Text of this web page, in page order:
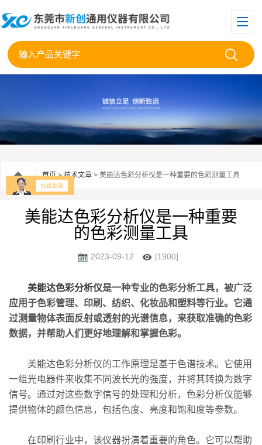
首页>技术文章 > 美能达色彩分析仪是一种重要的色彩测量工具
美能达色彩分析仪是一种重要
的色彩测量工具
2023-09-12 [1900]
美能达色彩分析仪是一种专业的色彩分析工具，被广泛
应用于色彩管理、印刷、纺织、化妆品和塑料等行业。它通
过测量物体表面反射或透射的光谱信息，来获取准确的色彩
数据，并帮助人们更好地理解和掌握色彩。
美能达色彩分析仪的工作原理是基于色谱技术。它使用
一组光电器件来收集不同波长光的强度，并将其转换为数字
信号。通过对这些数字信号的处理和分析，色彩分析仪能够
提供物体的颜色信息，包括色度、亮度和饱和度等参数。
在印刷行业中，该仪器扮演着重要的角色。它可以帮助